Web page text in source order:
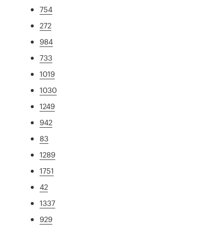
754
272
984
733
1019
1030
1249
942
83
1289
1751
42
1337
929